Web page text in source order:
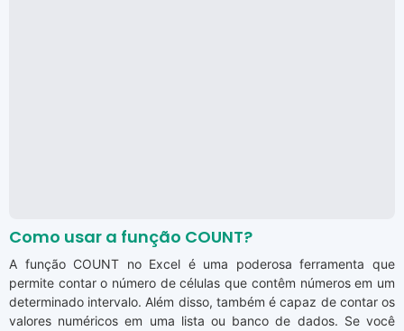
Como usar a função COUNT?
A função COUNT no Excel é uma poderosa ferramenta que
permite contar o número de células que contêm números em um
determinado intervalo. Além disso, também é capaz de contar os
valores numéricos em uma lista ou banco de dados. Se você